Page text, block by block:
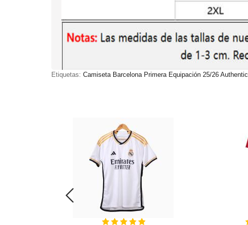
Etiquetas: Camiseta Barcelona Primera Equipación 25/26 Authentic